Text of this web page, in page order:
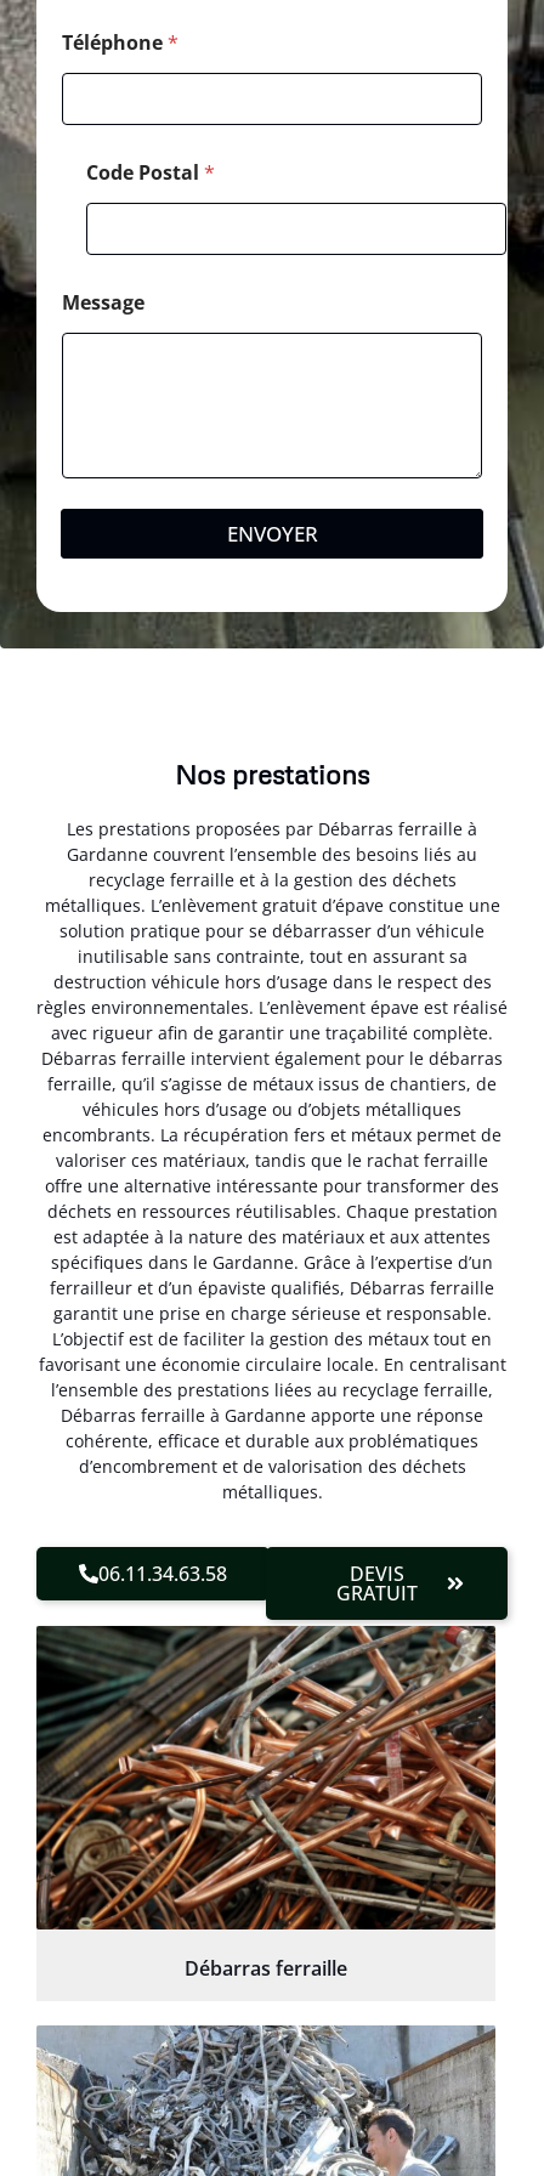
Téléphone*
Code Postal *
Message
ENVOYER
Nos prestations
Les prestations proposées par Débarras ferraille à
Gardanne couvrent l’ensemble des besoins liés au
recyclage ferraille et à la gestion des déchets
métalliques. L’enlèvement gratuit d’épave constitue une
solution pratique pour se débarrasser d’un véhicule
inutilisable sans contrainte, tout en assurant sa
destruction véhicule hors d’usage dans le respect des
règles environnementales. L’enlèvement épave est réalisé
avec rigueur afin de garantir une traçabilité complète.
Débarras ferraille intervient également pour le débarras
ferraille, qu’il s’agisse de métaux issus de chantiers, de
véhicules hors d’usage ou d’objets métalliques
encombrants. La récupération fers et métaux permet de
valoriser ces matériaux, tandis que le rachat ferraille
offre une alternative intéressante pour transformer des
déchets en ressources réutilisables. Chaque prestation
est adaptée à la nature des matériaux et aux attentes
spécifiques dans le Gardanne. Grâce à l’expertise d’un
ferrailleur et d’un épaviste qualifiés, Débarras ferraille
garantit une prise en charge sérieuse et responsable.
L’objectif est de faciliter la gestion des métaux tout en
favorisant une économie circulaire locale. En centralisant
l’ensemble des prestations liées au recyclage ferraille,
Débarras ferraille à Gardanne apporte une réponse
cohérente, efficace et durable aux problématiques
d’encombrement et de valorisation des déchets
métalliques.
06.11.34.63.58 DEVIS
GRATUIT
Débarras ferraille